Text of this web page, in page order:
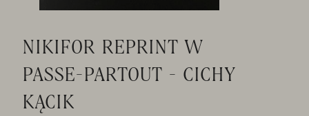
NIKIFOR REPRINT W
PASSE-PARTOUT - CICHY
KĄCIK